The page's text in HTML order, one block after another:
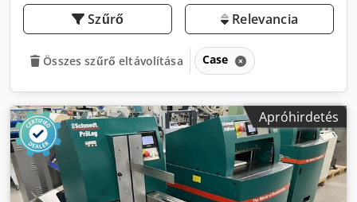
Szűrő Relevancia
Összes szűrő eltávolítása Case
Apróhirdetés